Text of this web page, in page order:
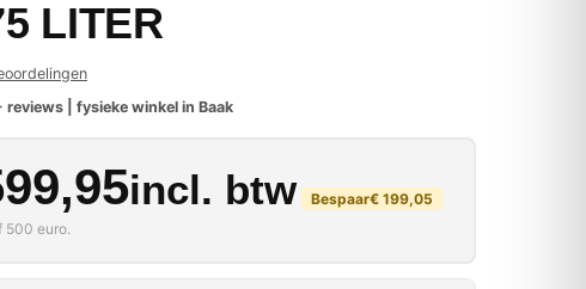
LITER
| fysieke winkel in Baak
prijs was: €
prijs is: € 599,95.
incl. btw Bespaar€199,05
500 euro.